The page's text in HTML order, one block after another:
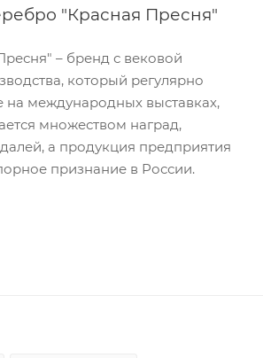
"Красная Пресня"
– бренд с вековой
который регулярно
на международных выставках,
множеством наград,
а продукция предприятия
признание в России.